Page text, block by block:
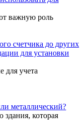
важную роль
счетчика до других
для установки
для учета
металлический?
здания, которая